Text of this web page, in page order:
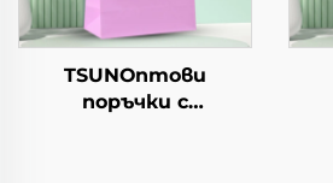
TSUNОптови
поръчки с